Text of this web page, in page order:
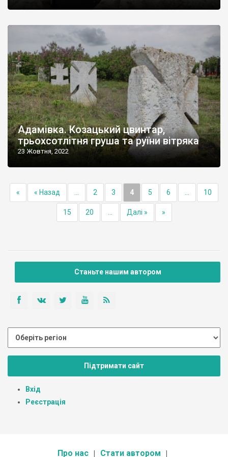
Адамівка. Козацький цвинтар,
трьохсотлітня груша та руїни вітряка
23 Жовтня, 2022
« « Назад 2 3 4 5 6 10
15 20 Далі » »
Станьте нашим автором
Підтримати сайт
Вхід
Реєстрація
Про нас Стати автором